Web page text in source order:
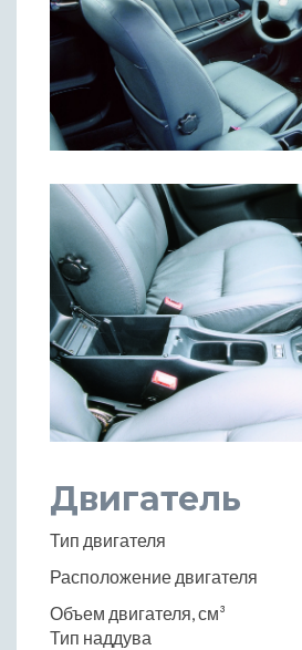
Двигатель
Тип двигателя
Расположение двигателя
Объем двигателя, см³
Тип наддува